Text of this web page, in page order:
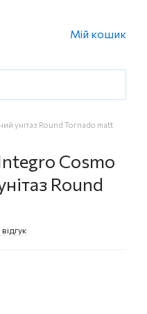
Мій кошик
унітаз Round Tornado matt
Cosmo
Round